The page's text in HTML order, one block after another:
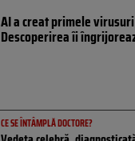
AI a creat primele
Descoperirea îi
CE SE ÎNTÂMPLĂ DOCTORE?